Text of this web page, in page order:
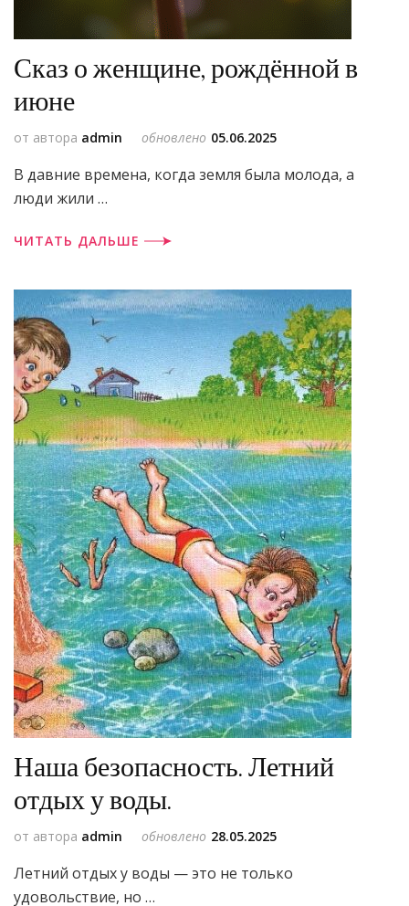
Сказ о женщине, рождённой в
июне
от автора admin обновлено 05.06.2025
В давние времена, когда земля была молода, а
люди жили …
ЧИТАТЬ ДАЛЬШЕ
Наша безопасность. Летний
отдых у воды.
от автора admin обновлено 28.05.2025
Летний отдых у воды — это не только
удовольствие, но …